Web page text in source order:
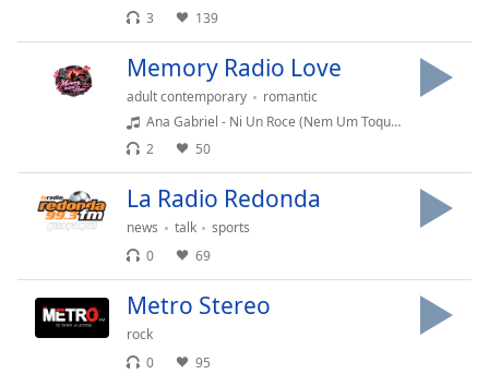
Background
Caption
Opacity
3
139
Memory Radio Love
adult contemporary
romantic
Ana Gabriel - Ni Un Roce (Nem Um Toque)(1989)
2
50
La Radio Redonda
news talk
sports
0
69
Metro Stereo
rock
0
95